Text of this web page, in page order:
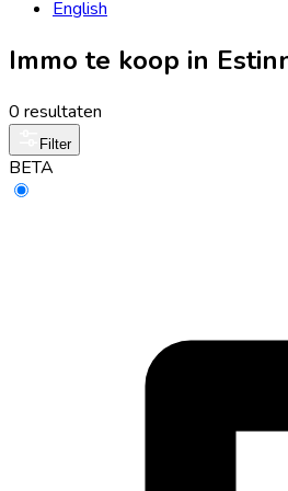
English
Immo te koop in
0 resultaten
Filter
BETA